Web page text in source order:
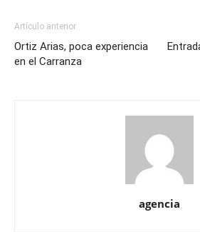
Artículo anterior
Ortiz Arias, poca experiencia
en el Carranza
agencia